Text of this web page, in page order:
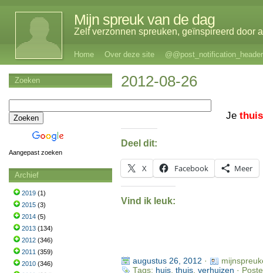
Mijn spreuk van de dag
Zelf verzonnen spreuken, geïnspireerd door
Home Over deze site @@post_notification_header
2012-08-26
Jethuis
Deel dit:
X Facebook Meer
Vind ik leuk:
augustus 26, 2012 ·
Tags: huis, thuis, verhuizen ·
Zoeken
Aangepast zoeken
Archief
2019 (1)
2015 (3)
2014 (5)
2013 (134)
2012 (346)
2011 (359)
2010 (346)